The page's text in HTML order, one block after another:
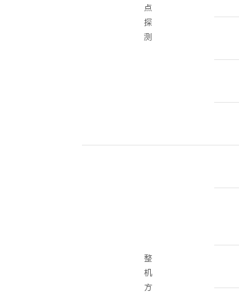
点
探
测
整
机
方